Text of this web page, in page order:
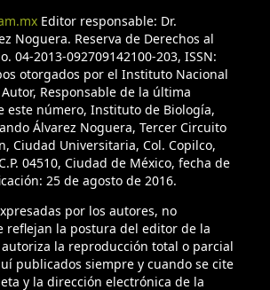
Editor responsable: Dr.
Noguera. Reserva de Derechos al
04-2013-092709142100-203, ISSN:
otorgados por el Instituto Nacional
Responsable de la última
este número, Instituto de Biología,
Álvarez Noguera, Tercer Circuito
Ciudad Universitaria, Col. Copilco,
04510, Ciudad de México, fecha de
25 de agosto de 2016.
por los autores, no
reflejan la postura del editor de la
la reproducción total o parcial
publicados siempre y cuando se cite
y la dirección electrónica de la